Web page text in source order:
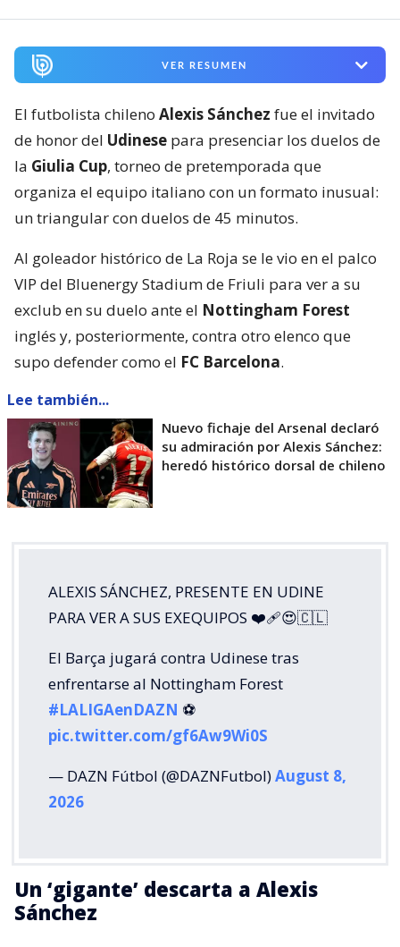
VER RESUMEN
El futbolista chileno Alexis Sánchez fue el invitado
de honor del Udinese para presenciar los duelos de
la Giulia Cup, torneo de pretemporada que
organiza el equipo italiano con un formato inusual:
un triangular con duelos de 45 minutos.
Al goleador histórico de La Roja se le vio en el palco
VIP del Bluenergy Stadium de Friuli para ver a su
exclub en su duelo ante el Nottingham Forest
inglés y, posteriormente, contra otro elenco que
supo defender como el FC Barcelona.
Lee también...
Nuevo fichaje del Arsenal declaró
su admiración por Alexis Sánchez:
heredó histórico dorsal de chileno
ALEXIS SÁNCHEZ, PRESENTE EN UDINE
PARA VER A SUS EXEQUIPOS ❤️‍🩹😍🇨🇱
El Barça jugará contra Udinese tras
enfrentarse al Nottingham Forest
#LALIGAenDAZN ⚽️
pic.twitter.com/gf6Aw9Wi0S
— DAZN Fútbol (@DAZNFutbol)August 8,
2026
Un ‘gigante’ descarta a Alexis
Sánchez